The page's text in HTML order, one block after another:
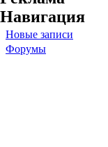
Навигация
Новые записи
Форумы